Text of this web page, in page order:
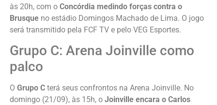
às 20h, com o Concórdia medindo forças contra o
Brusque no estádio Domingos Machado de Lima. O jogo
será transmitido pela FCF TV e pelo VEG Esportes.
Grupo C: Arena Joinville como
palco
O Grupo C terá seus confrontos na Arena Joinville. No
domingo (21/09), às 15h, o Joinville encara o Carlos